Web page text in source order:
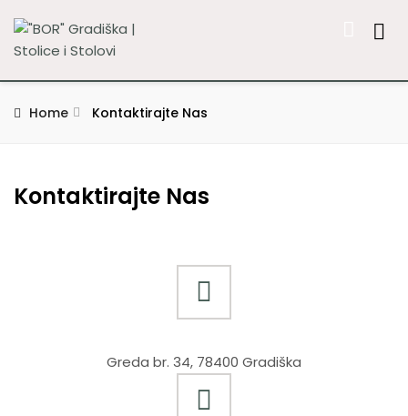
Home Kontaktirajte Nas
Kontaktirajte Nas
Greda br. 34, 78400 Gradiška